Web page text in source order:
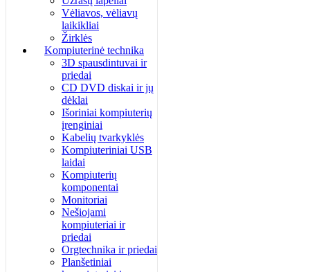
Vėliavos, vėliavų
laikikliai
Žirklės
Kompiuterinė technika
3D spausdintuvai ir
priedai
CD DVD diskai ir jų
dėklai
Išoriniai kompiuterių
įrenginiai
Kabelių tvarkyklės
Kompiuteriniai USB
laidai
Kompiuterių
komponentai
Monitoriai
Nešiojami
kompiuteriai ir
priedai
Orgtechnika ir priedai
Planšetiniai